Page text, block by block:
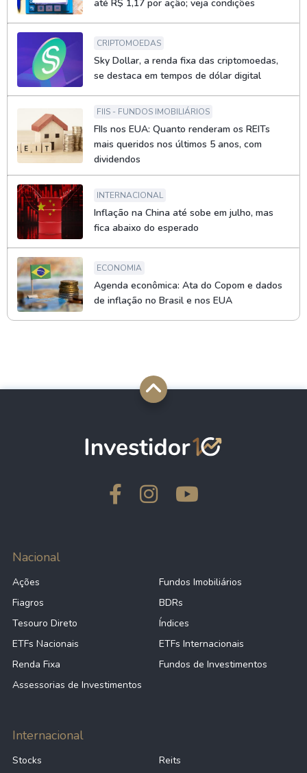
até R$ 1,17 por ação; veja condições
CRIPTOMOEDAS
Sky Dollar, a renda fixa das criptomoedas,
se destaca em tempos de dólar digital
FIIS - FUNDOS IMOBILIÁRIOS
FIIs nos EUA: Quanto renderam os REITs
mais queridos nos últimos 5 anos, com
dividendos
INTERNACIONAL
Inflação na China até sobe em julho, mas
fica abaixo do esperado
ECONOMIA
Agenda econômica: Ata do Copom e dados
de inflação no Brasil e nos EUA
Nacional
Ações
Fundos Imobiliários
Fiagros
BDRs
Tesouro Direto
Índices
ETFs Nacionais
ETFs Internacionais
Renda Fixa
Fundos de Investimentos
Assessorias de Investimentos
Internacional
Stocks
Reits